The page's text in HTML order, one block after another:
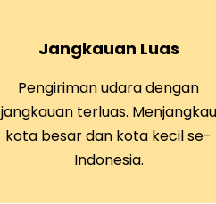
Jangkauan Luas
Pengiriman udara dengan
jangkauan terluas. Menjangkau
kota besar dan kota kecil se-
Indonesia.